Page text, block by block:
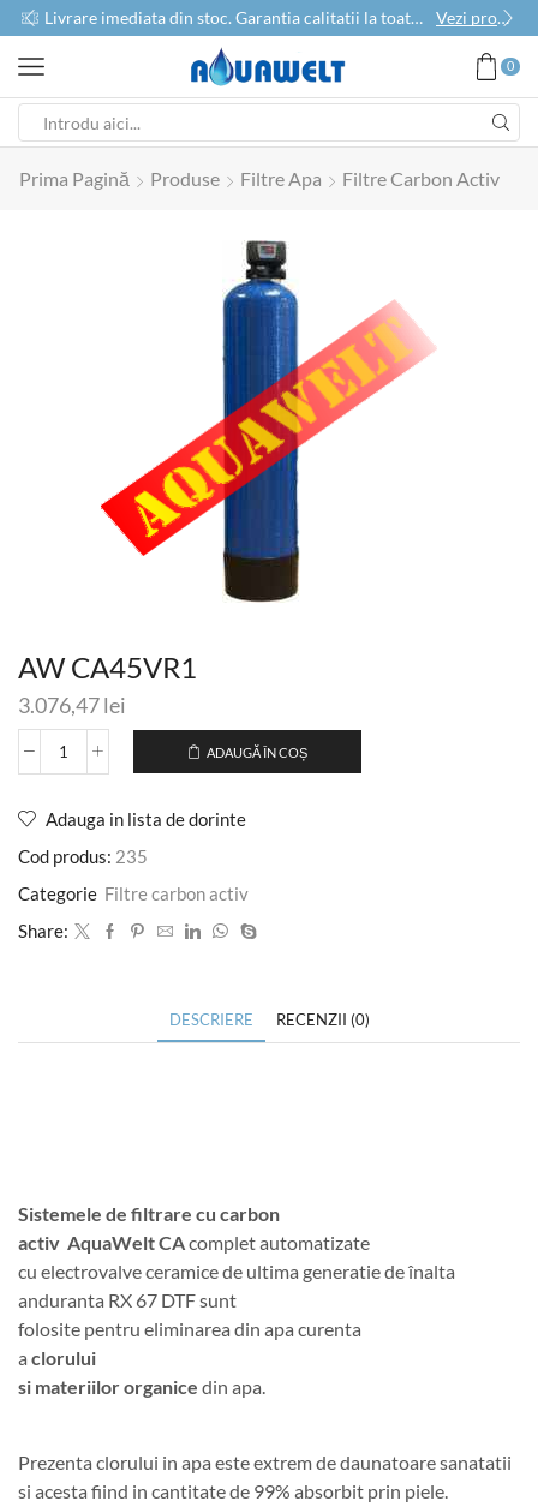
Livrare imediata din stoc. Garantia calitatii la toate produsele Vezi produse
0
Prima Pagină Produse Filtre Apa Filtre Carbon Activ
AW CA45VR1
3.076,47lei
ADAUGĂ ÎN COȘ
Adauga in lista de dorinte
Cod produs: 235
Categorie Filtre carbon activ
Share:
DESCRIERE RECENZII (0)
Sistemele de filtrare cu carbon
activ AquaWelt CAcomplet automatizate
cu electrovalve ceramice de ultima generatie de înalta
anduranta RX 67 DTF sunt
folosite pentru eliminarea din apa curenta
a clorului
si materiilor organice din apa.
Prezenta clorului in apa este extrem de daunatoare sanatatii
si acesta fiind in cantitate de 99% absorbit prin piele.